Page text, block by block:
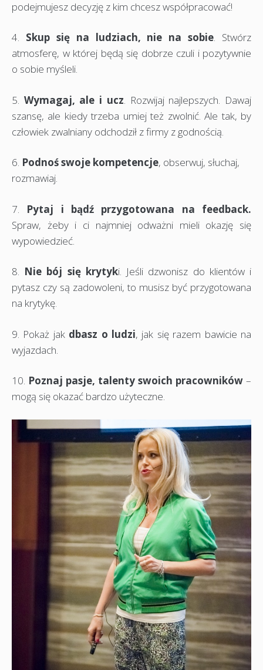
podejmujesz decyzję z kim chcesz współpracować!
4. Skup się na ludziach, nie na sobie. Stwórz
atmosferę, w której będą się dobrze czuli i pozytywnie
o sobie myśleli.
5. Wymagaj, ale i ucz. Rozwijaj najlepszych. Dawaj
szansę, ale kiedy trzeba umiej też zwolnić. Ale tak, by
człowiek zwalniany odchodził z firmy z godnością.
6. Podnoś swoje kompetencje, obserwuj, słuchaj,
rozmawiaj.
7. Pytaj i bądź przygotowana na feedback.
Spraw, żeby i ci najmniej odważni mieli okazję się
wypowiedzieć.
8. Nie bój się krytyki. Jeśli dzwonisz do klientów i
pytasz czy są zadowoleni, to musisz być przygotowana
na krytykę.
9. Pokaż jak dbasz o ludzi, jak się razem bawicie na
wyjazdach.
10. Poznaj pasje, talenty swoich pracowników –
mogą się okazać bardzo użyteczne.